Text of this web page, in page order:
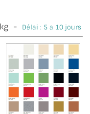
kg - Délai : 5 a 10 jours *